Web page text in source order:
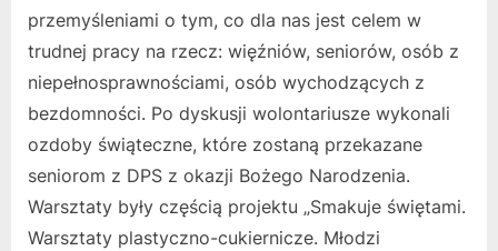
przemyśleniami o tym, co dla nas jest celem w
trudnej pracy na rzecz: więźniów, seniorów, osób z
niepełnosprawnościami, osób wychodzących z
bezdomności. Po dyskusji wolontariusze wykonali
ozdoby świąteczne, które zostaną przekazane
seniorom z DPS z okazji Bożego Narodzenia.
Warsztaty były częścią projektu „Smakuje świętami.
Warsztaty plastyczno-cukiernicze. Młodzi